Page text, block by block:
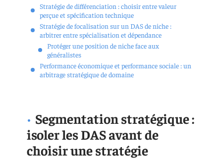
Stratégie de différenciation : choisir entre valeur
perçue et spécification technique
Stratégie de focalisation sur un DAS de niche :
arbitrer entre spécialisation et dépendance
Protéger une position de niche face aux
généralistes
Performance économique et performance sociale : un
arbitrage stratégique de domaine
Segmentation stratégique :
isoler les DAS avant de
choisir une stratégie